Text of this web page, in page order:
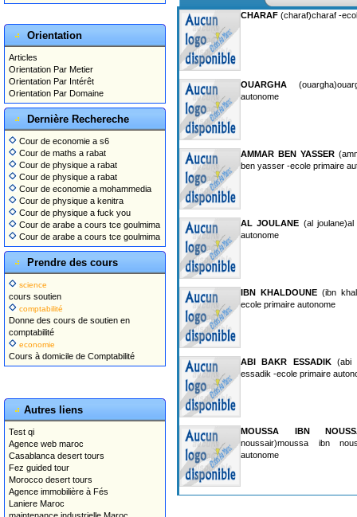
Orientation
Articles
Orientation Par Metier
Orientation Par Intérêt
Orientation Par Domaine
Dernière Rechereche
Cour de economie a s6
Cour de maths a rabat
Cour de physique a rabat
Cour de physique a rabat
Cour de economie a mohammedia
Cour de physique a kenitra
Cour de physique a fuck you
Cour de arabe a cours tce goulmima
Cour de arabe a cours tce goulmima
Prendre des cours
science
cours soutien
comptabilité
Donne des cours de soutien en
comptabilité
economie
Cours à domicile de Comptabilité
Autres liens
Test qi
Agence web maroc
Casablanca desert tours
Fez guided tour
Morocco desert tours
Agence immobilière à Fés
Laniere Maroc
CHARAF (charaf)charaf -
OUARGHA
autonome
AMMAR BEN YASSER
ben yasser -ecole primaire
AL JOULANE (al
autonome
IBN KHALDOUNE (ibn
ecole primaire autonome
ABI BAKR ESSADIK(abi
essadik -ecole primaire
MOUSSA IBN
noussair)moussa ibn
autonome